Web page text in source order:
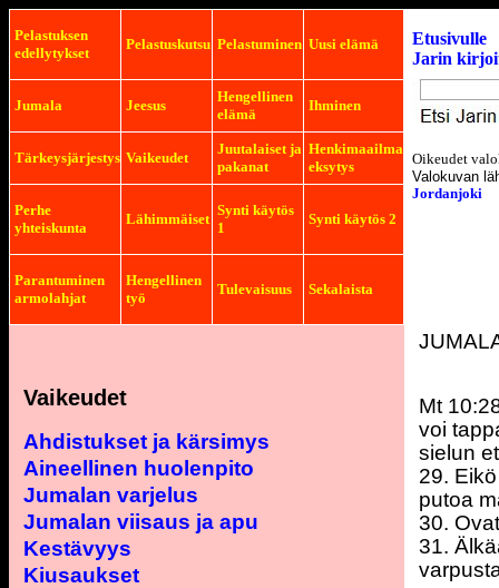
Pelastuksen
edellytykset
Pelastuskutsu Pelastuminen Uusi elämä
Jumala Jeesus
Hengellinen
elämä
Ihminen
Tärkeysjärjestys Vaikeudet
Juutalaiset ja
pakanat
Henkimaailma
eksytys
Perhe
yhteiskunta
Lähimmäiset
Synti käytös
1
Synti käytös 2
Parantuminen
armolahjat
Hengellinen
työ
Tulevaisuus Sekalaista
Vaikeudet
Ahdistukset ja kärsimys
Aineellinen huolenpito
Jumalan varjelus
Jumalan viisaus ja apu
Kestävyys
Kiusaukset
Etusivulle
Jarin
Oikeudet
Valokuvan
Jordanjoki
Mt
voi
sielun
29.
putoa
30.
31.